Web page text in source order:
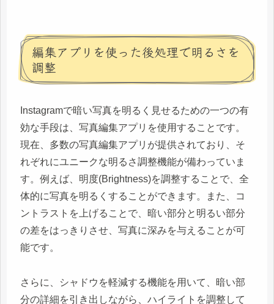
編集アプリを使った後処理で明るさを
調整
Instagramで暗い写真を明るく見せるための一つの有
効な手段は、写真編集アプリを使用することです。
現在、多数の写真編集アプリが提供されており、そ
れぞれにユニークな明るさ調整機能が備わっていま
す。例えば、明度(Brightness)を調整することで、全
体的に写真を明るくすることができます。また、コ
ントラストを上げることで、暗い部分と明るい部分
の差をはっきりさせ、写真に深みを与えることが可
能です。
さらに、シャドウを軽減する機能を用いて、暗い部
分の詳細を引き出しながら、ハイライトを調整して